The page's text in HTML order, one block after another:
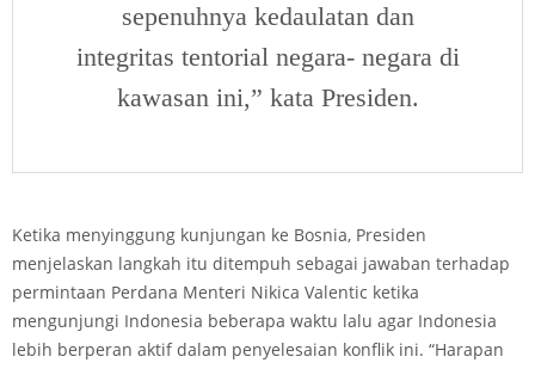
sepenuhnya kedaulatan dan
integritas tentorial negara- negara di
kawasan ini,” kata Presiden.
Ketika menyinggung kunjungan ke Bosnia, Presiden
menjelaskan langkah itu ditempuh sebagai jawaban terhadap
permintaan Perdana Menteri Nikica Valentic ketika
mengunjungi Indonesia beberapa waktu lalu agar Indonesia
lebih berperan aktif dalam penyelesaian konflik ini. “Harapan